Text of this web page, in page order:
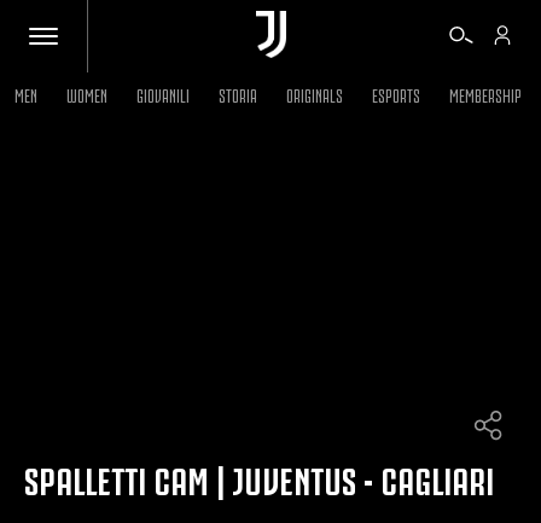
ALTRO
MEN WOMEN GIOVANILI STORIA ORIGINALS ESPORTS MEMBERSHIP
SPALLETTI CAM | JUVENTUS - CAGLIARI